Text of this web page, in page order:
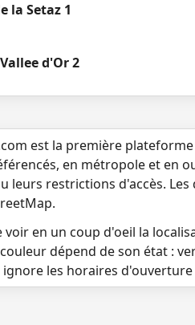
la Setaz 1
d'Or 2
est la première
en métropole et en
leurs restrictions d'accès.
voir en un coup d'oeil la
dépend de son état :
les horaires